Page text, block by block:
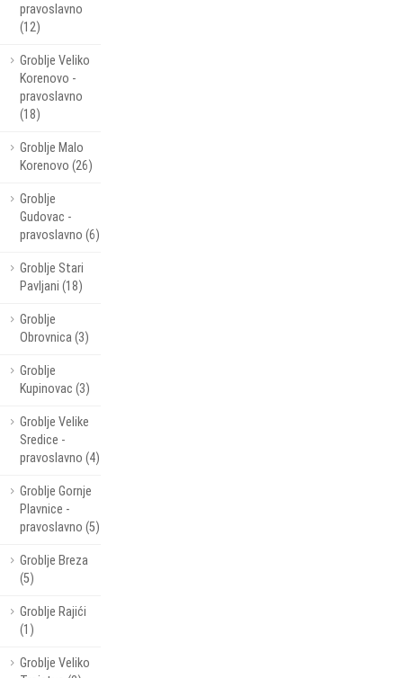
pravoslavno
(12)
Groblje Veliko
Korenovo -
pravoslavno
(18)
Groblje Malo
Korenovo (26)
Groblje
Gudovac -
pravoslavno (6)
Groblje Stari
Pavljani (18)
Groblje
Obrovnica (3)
Groblje
Kupinovac (3)
Groblje Velike
Sredice -
pravoslavno (4)
Groblje Gornje
Plavnice -
pravoslavno (5)
Groblje Breza
(5)
Groblje Rajići
(1)
Groblje Veliko